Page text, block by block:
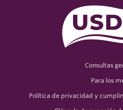
Consultas
Para los
Política de privacidad y